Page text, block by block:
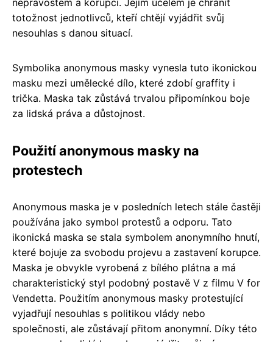
totožnost jednotlivců, kteří chtějí vyjádřit svůj
nesouhlas s danou situací.
Symbolika anonymous masky vynesla tuto ikonickou
masku mezi umělecké dílo, které zdobí graffity i
trička. Maska tak zůstává trvalou připomínkou boje
za lidská práva a důstojnost.
Použití anonymous masky na
protestech
Anonymous maska je v posledních letech stále častěji
používána jako symbol protestů a odporu. Tato
ikonická maska se stala symbolem anonymního hnutí,
které bojuje za svobodu projevu a zastavení korupce.
Maska je obvykle vyrobená z bílého plátna a má
charakteristický styl podobný postavě V z filmu V for
Vendetta. Použitím anonymous masky protestující
vyjadřují nesouhlas s politikou vlády nebo
společnosti, ale zůstávají přitom anonymní. Díky této